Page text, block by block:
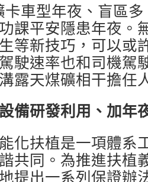
卡車型年夜、盲區
課平安隱患年夜。
等新技巧，可以或
駛速率也和司機駕
露天煤礦相干擔任
備研發利用、加年
化扶植是一項體系
共同。為推進扶植
提出一系列保證辦